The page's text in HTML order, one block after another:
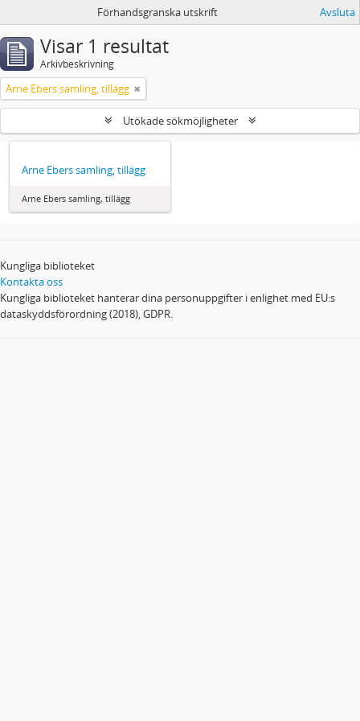
Förhandsgranska utskrift Avsluta
Visar 1 resultat
Arkivbeskrivning
Arne Ebers samling, tillägg
Utökade sökmöjligheter
Arne Ebers samling, tillägg
Arne Ebers samling, tillägg
Kungliga biblioteket
Kontakta oss
Kungliga biblioteket hanterar dina personuppgifter i enlighet med EU:s
dataskyddsförordning (2018), GDPR.